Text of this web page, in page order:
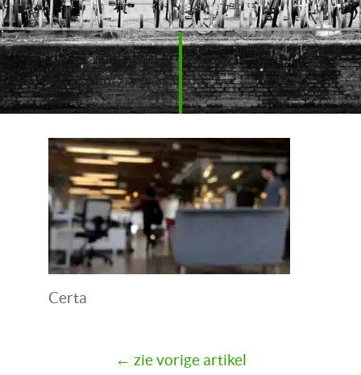
Certa
← zie vorige artikel